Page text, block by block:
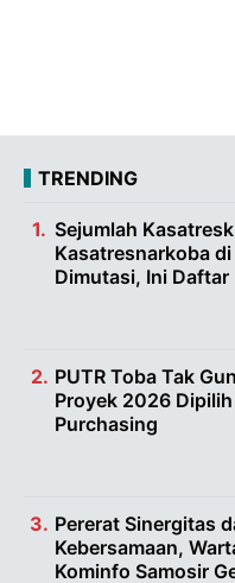
TRENDING
Sejumlah
Kasatresnarkoba
Dimutasi, Ini Daftar
PUTR Toba Tak
Proyek 2026
Purchasing
Pererat Sinergitas
Kebersamaan,
Kominfo Samosir